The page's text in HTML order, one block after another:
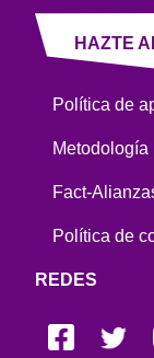
HAZTE
Política de
Metodología
Fact-
Política de
REDES